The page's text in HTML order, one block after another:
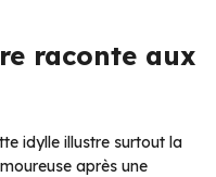
raconte aux
idylle illustre surtout la
après une